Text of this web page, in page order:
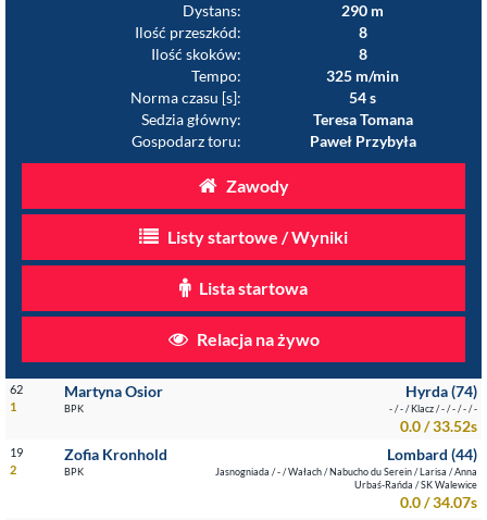
Dystans:
290 m
Ilość przeszkód:
8
Ilość skoków:
8
Tempo:
325 m/min
Norma czasu [s]:
54 s
Sedzia główny:
Teresa Tomana
Gospodarz toru:
Paweł Przybyła
Zawody
Listy startowe / Wyniki
Lista startowa
Relacja na żywo
62
1
Martyna Osior
BPK
Hyrda (74)
- / - / Klacz / - / - / - / -
0.0 / 33.52s
19
2
Zofia Kronhold
BPK
Lombard (44)
Jasnogniada / - / Wałach / Nabucho du Serein / Larisa / Anna
Urbaś-Rańda / SK Walewice
0.0 / 34.07s